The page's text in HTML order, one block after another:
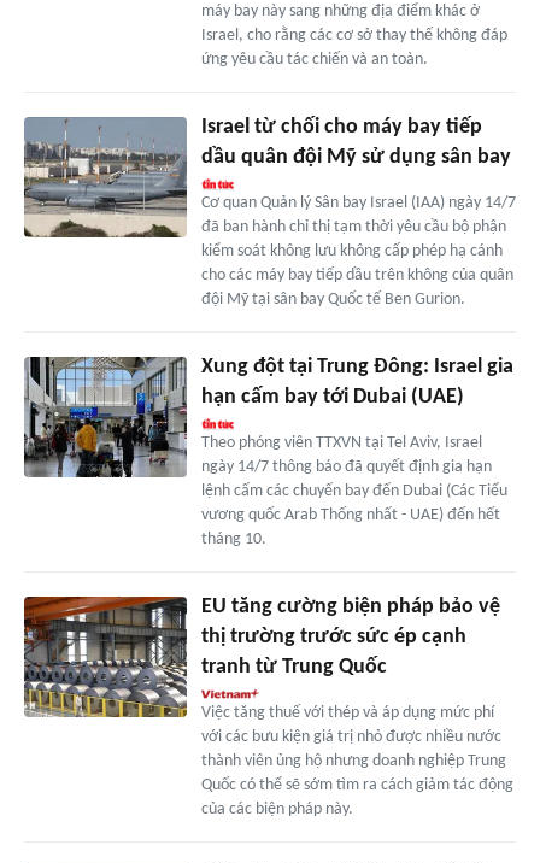
máy bay này sang những địa điểm khác ở
Israel, cho rằng các cơ sở thay thế không đáp
ứng yêu cầu tác chiến và an toàn.
Israel từ chối cho máy bay tiếp
dầu quân đội Mỹ sử dụng sân bay
Cơ quan Quản lý Sân bay Israel (IAA) ngày 14/7
đã ban hành chỉ thị tạm thời yêu cầu bộ phận
kiểm soát không lưu không cấp phép hạ cánh
cho các máy bay tiếp dầu trên không của quân
đội Mỹ tại sân bay Quốc tế Ben Gurion.
Xung đột tại Trung Đông: Israel gia
hạn cấm bay tới Dubai (UAE)
Theo phóng viên TTXVN tại Tel Aviv, Israel
ngày 14/7 thông báo đã quyết định gia hạn
lệnh cấm các chuyến bay đến Dubai (Các Tiểu
vương quốc Arab Thống nhất - UAE) đến hết
tháng 10.
EU tăng cường biện pháp bảo vệ
thị trường trước sức ép cạnh
tranh từ Trung Quốc
Việc tăng thuế với thép và áp dụng mức phí
với các bưu kiện giá trị nhỏ được nhiều nước
thành viên ủng hộ nhưng doanh nghiệp Trung
Quốc có thể sẽ sớm tìm ra cách giảm tác động
của các biện pháp này.